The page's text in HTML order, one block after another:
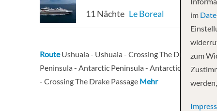
11 Nächte Le Boreal
RouteUshuaia - Ushuaia - Crossing The Drake
Peninsula - Antarctic Peninsula - Antarctic
- Crossing The Drake Passage Mehr
im
zum